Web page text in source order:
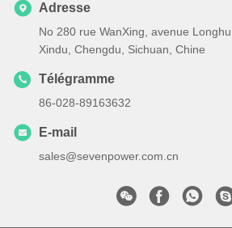
Adresse
No 280 rue WanXing, avenue
Xindu, Chengdu, Sichuan, Chine
Télégramme
86-028-89163632
E-mail
sales@sevenpower.com.cn